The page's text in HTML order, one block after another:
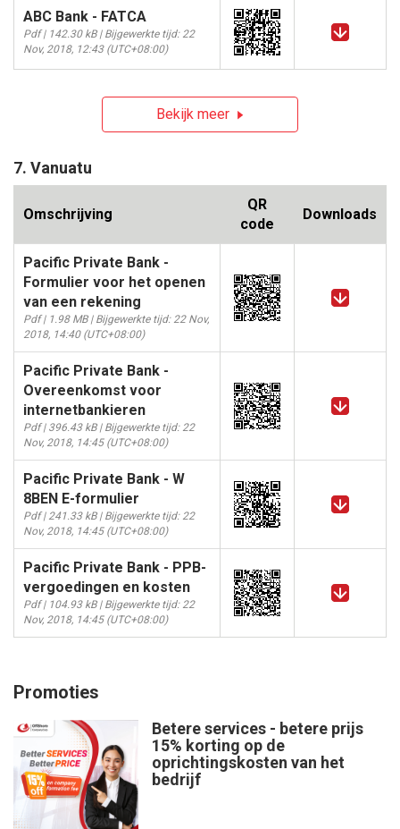
ABC Bank - FATCA
Pdf | 142.30 kB | Bijgewerkte tijd: 22
Nov, 2018, 12:43 (UTC+08:00)
Bekijk meer
7. Vanuatu
Omschrijving
QR
code
Downloads
Pacific Private Bank -
Formulier voor het openen
van een rekening
Pdf | 1.98 MB | Bijgewerkte tijd: 22 Nov,
2018, 14:40 (UTC+08:00)
Pacific Private Bank -
Overeenkomst voor
internetbankieren
Pdf | 396.43 kB | Bijgewerkte tijd: 22
Nov, 2018, 14:45 (UTC+08:00)
Pacific Private Bank - W
8BEN E-formulier
Pdf | 241.33 kB | Bijgewerkte tijd: 22
Nov, 2018, 14:45 (UTC+08:00)
Pacific Private Bank - PPB-
vergoedingen en kosten
Pdf | 104.93 kB | Bijgewerkte tijd: 22
Nov, 2018, 14:45 (UTC+08:00)
Promoties
Betere services - betere prijs
15% korting op de
oprichtingskosten van het
bedrijf